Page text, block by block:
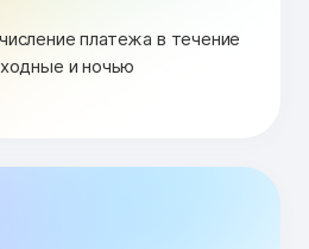
платежа в течение
и ночью